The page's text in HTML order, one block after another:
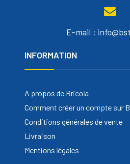
E-mail :
INFORMATION
A propos de Bricola
Comment créer un compte sur
Conditions générales de vente
Livraison
Mentions légales